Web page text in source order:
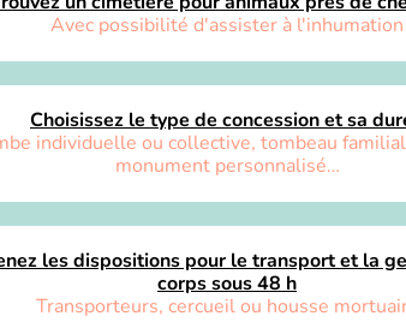
Avec possibilité d'assister à l'inhumation
Choisissez le type de concession et sa
individuelle ou collective, tombeau
monument personnalisé…
les dispositions pour le transport et la
corps sous 48 h
Transporteurs, cercueil ou housse